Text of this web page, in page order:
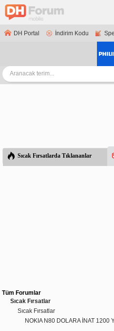
DH Portal İndirim Kodu
Sıcak Fırsatlarda Tıklananlar
Tüm Forumlar
Sıcak Fırsatlar
Sıcak Fırsatlar
NOKIA N80 DOLARA İNAT 1200